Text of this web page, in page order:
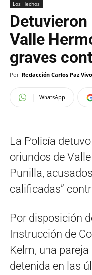
Los Hechos
Detuvieron
Valle
graves
Por Redacción Carlos Paz Vivo
WhatsApp
La Policía
oriundos de
Punilla,
calificadas”
Por disposición
Instrucción de
Kelm, una
detenida en las